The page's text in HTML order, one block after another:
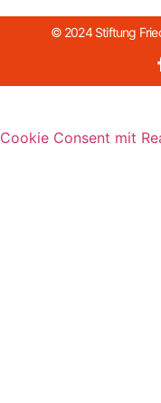
© 2024 Stiftung
Cookie Consent mit